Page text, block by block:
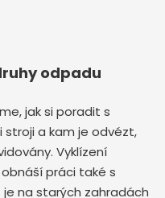
odpadu
jak si poradit s
a kam je odvézt,
Vyklízení
obnáší práci také s
na starých zahradách